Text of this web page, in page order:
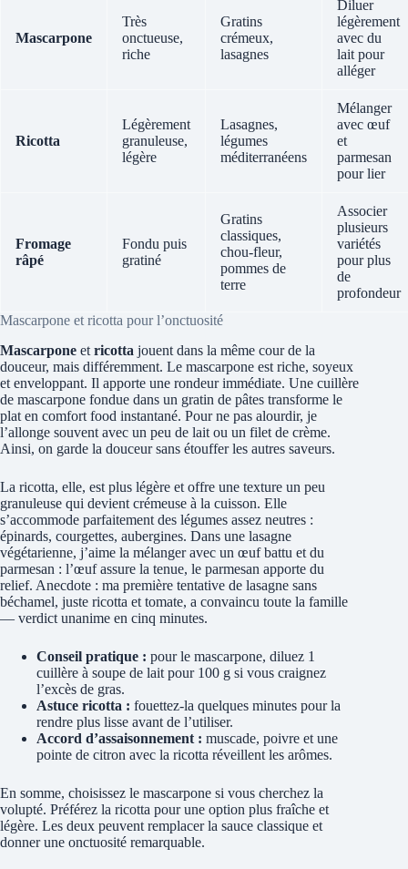
Mascarpone
Très
onctueuse,
riche
Gratins
crémeux,
lasagnes
Diluer
légèrement
avec du
lait pour
alléger
Ricotta
Légèrement
granuleuse,
légère
Lasagnes,
légumes
méditerranéens
Mélanger
avec œuf
et
parmesan
pour lier
Fromage
râpé
Fondu puis
gratiné
Gratins
classiques,
chou-fleur,
pommes de
terre
Associer
plusieurs
variétés
pour plus
de
profondeur
Mascarpone et ricotta pour l’onctuosité
Mascarpone et ricotta jouent dans la même cour de la
douceur, mais différemment. Le mascarpone est riche, soyeux
et enveloppant. Il apporte une rondeur immédiate. Une cuillère
de mascarpone fondue dans un gratin de pâtes transforme le
plat en comfort food instantané. Pour ne pas alourdir, je
l’allonge souvent avec un peu de lait ou un filet de crème.
Ainsi, on garde la douceur sans étouffer les autres saveurs.
La ricotta, elle, est plus légère et offre une texture un peu
granuleuse qui devient crémeuse à la cuisson. Elle
s’accommode parfaitement des légumes assez neutres :
épinards, courgettes, aubergines. Dans une lasagne
végétarienne, j’aime la mélanger avec un œuf battu et du
parmesan : l’œuf assure la tenue, le parmesan apporte du
relief. Anecdote : ma première tentative de lasagne sans
béchamel, juste ricotta et tomate, a convaincu toute la famille
— verdict unanime en cinq minutes.
Conseil pratique : pour le mascarpone, diluez 1
cuillère à soupe de lait pour 100 g si vous craignez
l’excès de gras.
Astuce ricotta : fouettez-la quelques minutes pour la
rendre plus lisse avant de l’utiliser.
Accord d’assaisonnement : muscade, poivre et une
pointe de citron avec la ricotta réveillent les arômes.
En somme, choisissez le mascarpone si vous cherchez la
volupté. Préférez la ricotta pour une option plus fraîche et
légère. Les deux peuvent remplacer la sauce classique et
donner une onctuosité remarquable.